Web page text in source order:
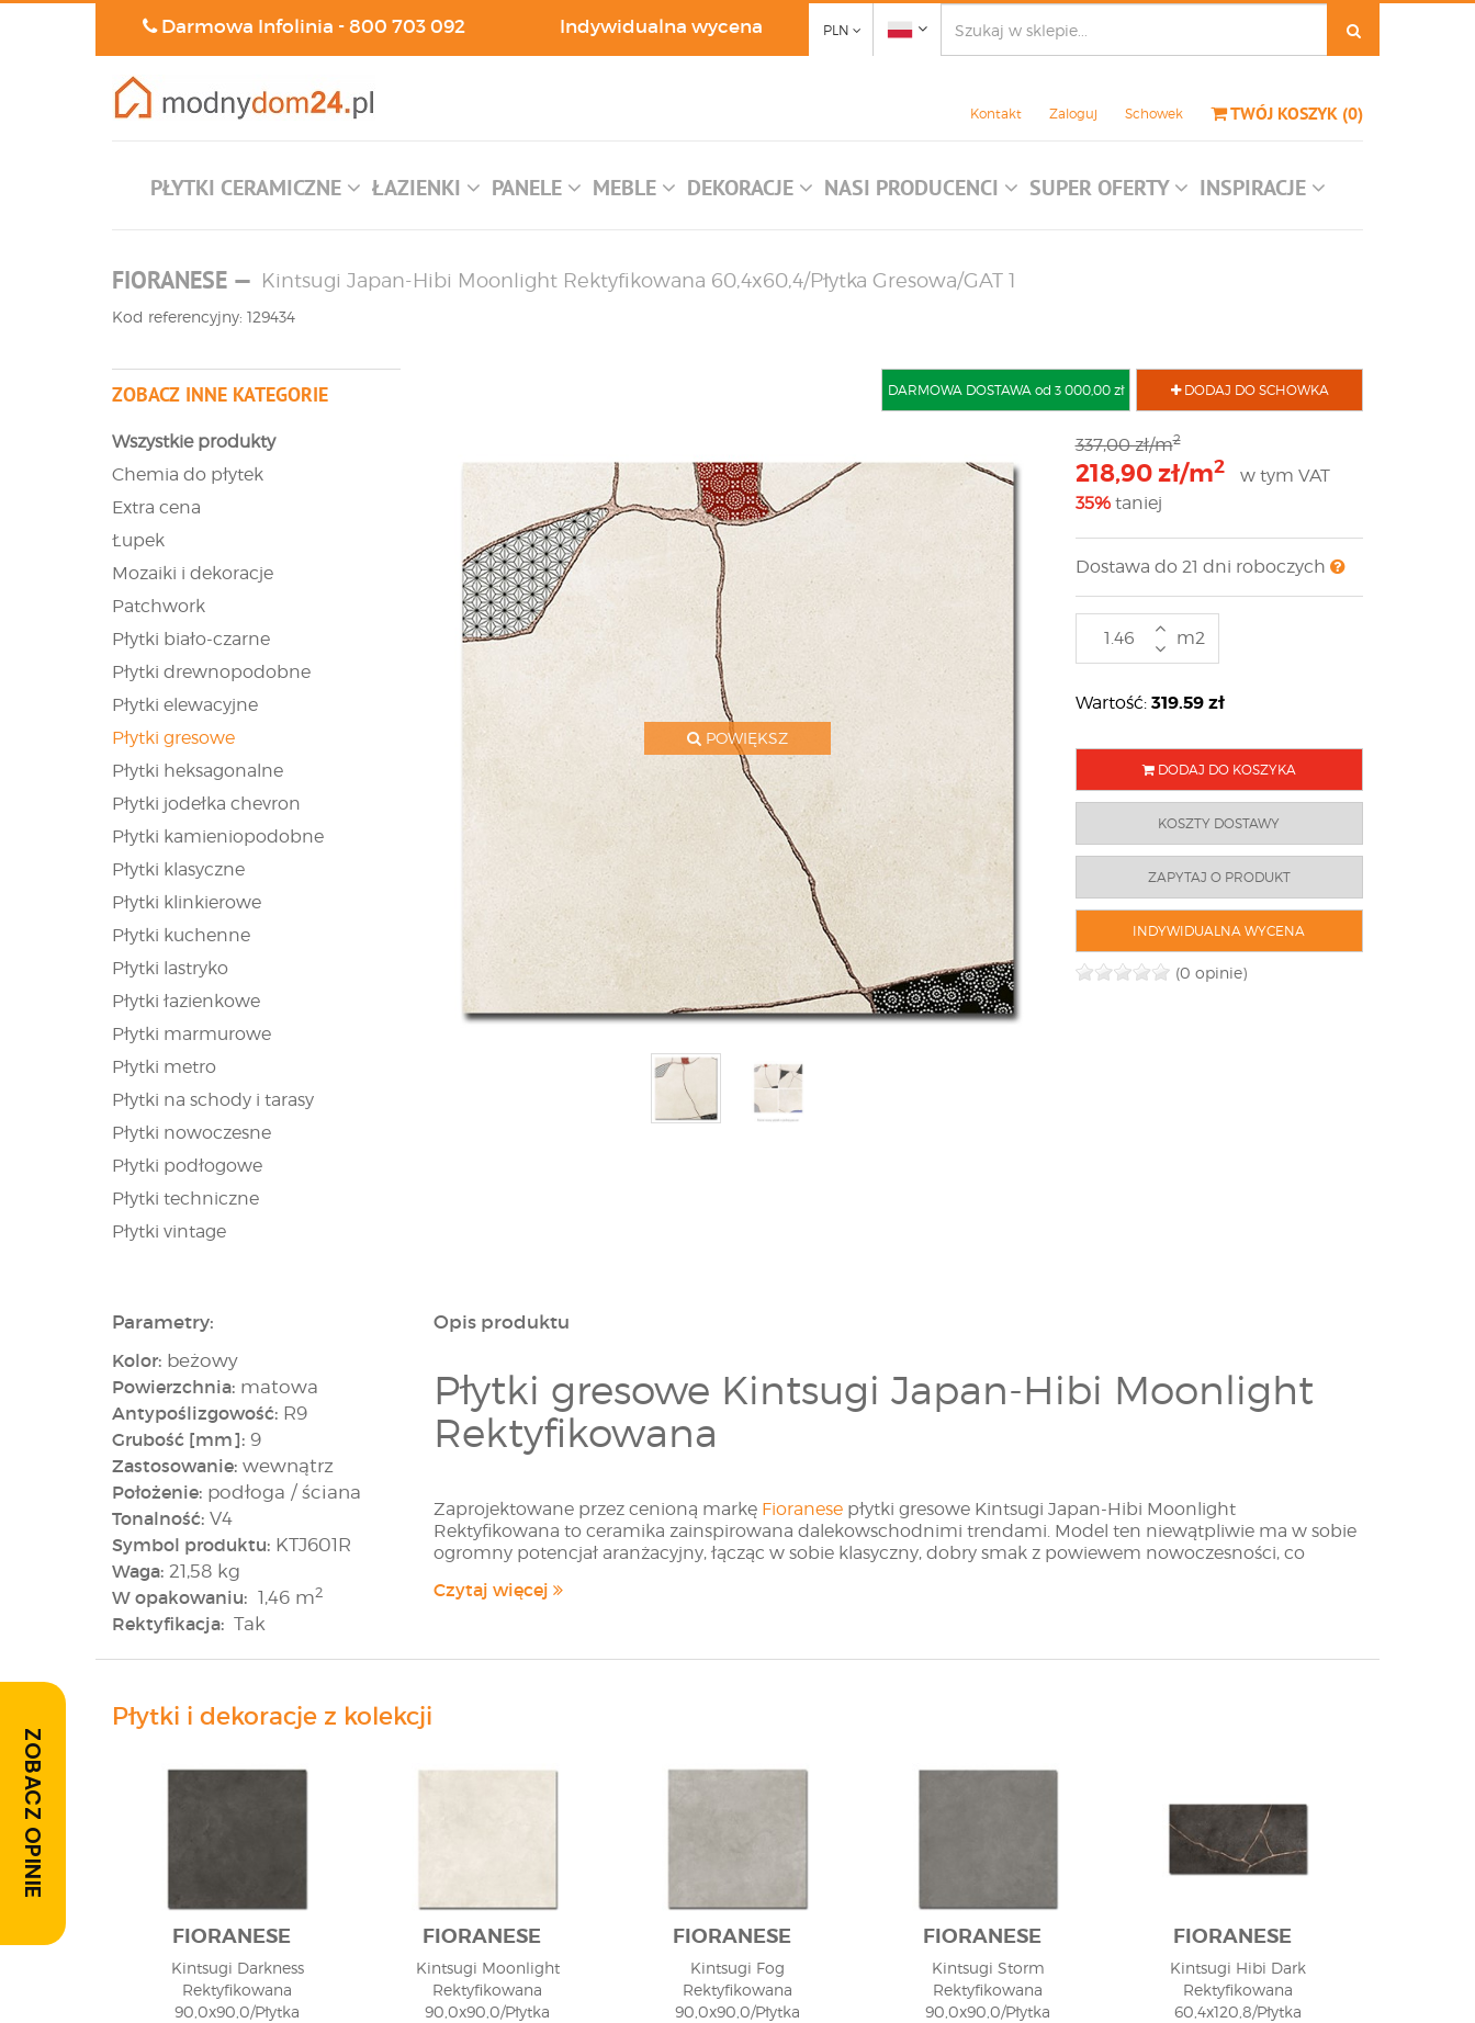
Darmowa Infolinia -800 703 092 Indywidualna wycena PLN
Kontakt Zaloguj Schowek TWÓJ KOSZYK (0)
PŁYTKI CERAMICZNE ŁAZIENKI PANELE MEBLE DEKORACJE NASI PRODUCENCI SUPER OFERTY INSPIRACJE
FIORANESE — Kintsugi Japan-Hibi Moonlight Rektyfikowana 60,4x60,4/Płytka Gresowa/GAT 1
Kod referencyjny: 129434
ZOBACZ INNE KATEGORIE
Wszystkie produkty
Chemia do płytek
Extra cena
Łupek
Mozaiki i dekoracje
Patchwork
Płytki biało-czarne
Płytki drewnopodobne
Płytki elewacyjne
Płytki gresowe
Płytki heksagonalne
Płytki jodełka chevron
Płytki kamieniopodobne
Płytki klasyczne
Płytki klinkierowe
Płytki kuchenne
Płytki lastryko
Płytki łazienkowe
Płytki marmurowe
Płytki metro
Płytki na schody i tarasy
Płytki nowoczesne
Płytki podłogowe
Płytki techniczne
Płytki vintage
DODAJ DO SCHOWKA
DARMOWA DOSTAWA od 3 000,00 zł
POWIĘKSZ
337,00 zł/m2
218,90 zł/m2
w tym VAT
35%taniej
Dostawa do 21 dni roboczych
m2
Wartość: 319.59zł
DODAJ DO KOSZYKA
KOSZTY DOSTAWY
ZAPYTAJ O PRODUKT
INDYWIDUALNA WYCENA
(0 opinie)
Parametry:
Kolor: beżowy
Powierzchnia: matowa
Antypoślizgowość: R9
Grubość [mm]: 9
Zastosowanie: wewnątrz
Położenie: podłoga / ściana
Tonalność: V4
Symbol produktu: KTJ601R
Waga: 21,58 kg
W opakowaniu: 1,46 m2
Rektyfikacja: Tak
Opis produktu
Płytki gresowe Kintsugi Japan-Hibi Moonlight
Rektyfikowana
Zaprojektowane przez cenioną markę Fioranesepłytki gresowe Kintsugi Japan-Hibi Moonlight
Rektyfikowana to ceramika zainspirowana dalekowschodnimi trendami. Model ten niewątpliwie ma w sobie
ogromny potencjał aranżacyjny, łącząc w sobie klasyczny, dobry smak z powiewem nowoczesności, co
projekcie wymarzonego domu na współczesne klimaty i ponadczasowy, dobry smak.
Czytaj więcej
Płytki i dekoracje z kolekcji
FIORANESE
Kintsugi Darkness
Rektyfikowana
90,0x90,0/Płytka
FIORANESE
Kintsugi Moonlight
Rektyfikowana
90,0x90,0/Płytka
FIORANESE
Kintsugi Fog
Rektyfikowana
90,0x90,0/Płytka
FIORANESE
Kintsugi Storm
Rektyfikowana
90,0x90,0/Płytka
FIORANESE
Kintsugi Hibi Dark
Rektyfikowana
60,4x120,8/Płytka
ZOBACZ OPINIE